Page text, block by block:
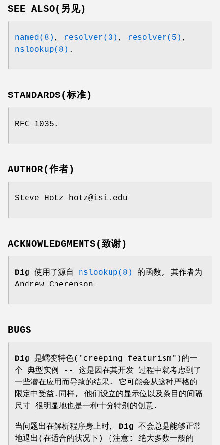
SEE ALSO(另见)
named(8) , resolver(3) , resolver(5) ,
nslookup(8) .
STANDARDS(标准)
RFC 1035.
AUTHOR(作者)
Steve Hotz hotz@isi.edu
ACKNOWLEDGMENTS(致谢)
Dig 使用了源自 nslookup(8)
的函数, 其作者为
Andrew Cherenson.
BUGS
Dig 是蠕变特色("creeping featurism")的一
个 典型实例 -- 这是因在其开发 过程中就考虑到了
一些潜在应用而导致的结果. 它可能会从这种严格的
限定中受益.同样, 他们设立的显示位以及条目的间隔
尺寸 很明显地也是一种十分特别的创意.
当问题出在解析程序身上时, Dig 不会总是能够正常
地退出(在适合的状况下) ( 注意:
绝大多数一般的